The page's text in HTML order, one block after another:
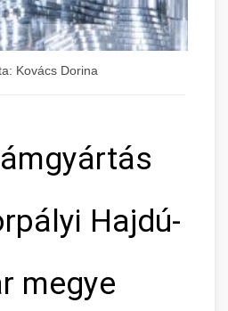
Kovács Dorina
Hajdú-
megye